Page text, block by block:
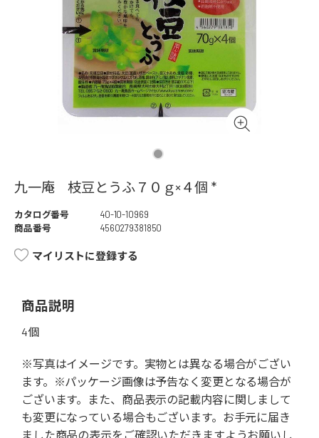
九一庵 枝豆とうふ７０ｇ×４個 *
カタログ番号
40-10-10969
商品番号
4560279381850
マイリストに登録する
商品説明
4個
※写真はイメージです。実物とは異なる場合がござい
ます。※パッケージ画像は予告なく変更となる場合が
ございます。また、商品表示の記載内容に関しまして
も変更になっている場合もございます。お手元に届き
ました商品の表示をご確認いただきますようお願いし